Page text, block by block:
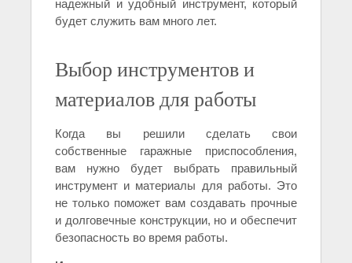
надежный и удобный инструмент, который
будет служить вам много лет.
Выбор инструментов и
материалов для работы
Когда вы решили сделать свои
собственные гаражные приспособления,
вам нужно будет выбрать правильный
инструмент и материалы для работы. Это
не только поможет вам создавать прочные
и долговечные конструкции, но и обеспечит
безопасность во время работы.